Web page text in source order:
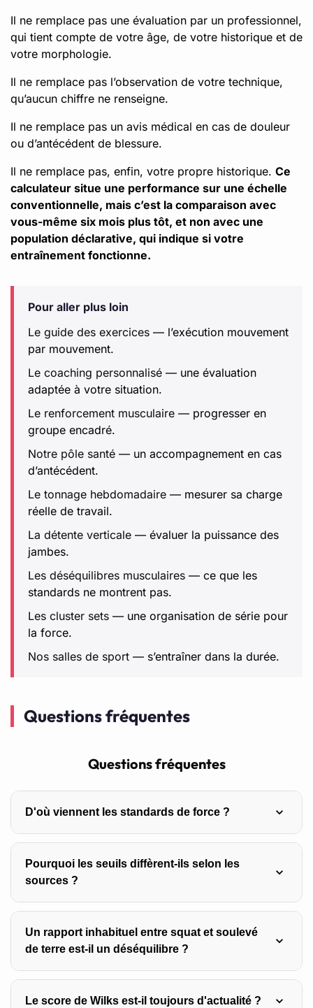
Il ne remplace pas une évaluation par un professionnel,
qui tient compte de votre âge, de votre historique et de
votre morphologie.
Il ne remplace pas l’observation de votre technique,
qu’aucun chiffre ne renseigne.
Il ne remplace pas un avis médical en cas de douleur
ou d’antécédent de blessure.
Il ne remplace pas, enfin, votre propre historique. Ce
calculateur situe une performance sur une échelle
conventionnelle, mais c’est la comparaison avec
vous-même six mois plus tôt, et non avec une
population déclarative, qui indique si votre
entraînement fonctionne.
Pour aller plus loin
Le guide des exercices — l’exécution mouvement
par mouvement.
Le coaching personnalisé — une évaluation
adaptée à votre situation.
Le renforcement musculaire — progresser en
groupe encadré.
Notre pôle santé — un accompagnement en cas
d’antécédent.
Le tonnage hebdomadaire — mesurer sa charge
réelle de travail.
La détente verticale — évaluer la puissance des
jambes.
Les déséquilibres musculaires — ce que les
standards ne montrent pas.
Les cluster sets — une organisation de série pour
la force.
Nos salles de sport — s’entraîner dans la durée.
Questions fréquentes
Questions fréquentes
D'où viennent les standards de force ?
De bases alimentées par des performances saisies
volontairement en ligne, sans vérification de la charge ni
pratiquants les plus investis, pas la population générale.
Pourquoi les seuils diffèrent-ils selon les
sources ?
intermédiaire n’existe. Chaque source place ses seuils
classement dépend autant du barème que de la
performance.
Un rapport inhabituel entre squat et soulevé
de terre est-il un déséquilibre ?
Pas nécessairement. Ce rapport dépend fortement de la
Le score de Wilks est-il toujours d'actualité ?